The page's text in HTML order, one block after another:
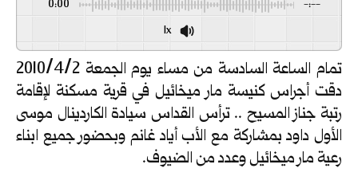
0:00 -:--
1x
تمام الساعة السادسة من مساء يوم الجمعة 2010/4/2
دقت أجراس كنيسة مار ميخائيل في قرية مسكنة لإقامة
رتبة جناز المسيح .. ترأس القداس سيادة الكاردينال موسى
الأول داود بمشاركة مع الأب أياد غانم وبحضور جميع ابناء
رعية مار ميخائيل وعدد من الضيوف.